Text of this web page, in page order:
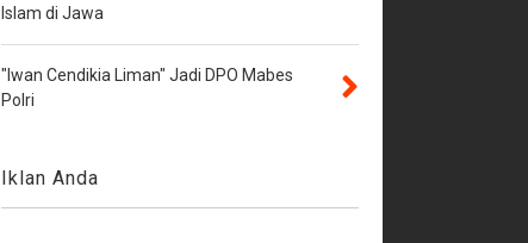
Islam di Jawa
"Iwan Cendikia Liman" Jadi DPO Mabes
Polri
Iklan Anda